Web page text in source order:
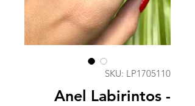
SKU: LP1705110
Anel Labirintos -